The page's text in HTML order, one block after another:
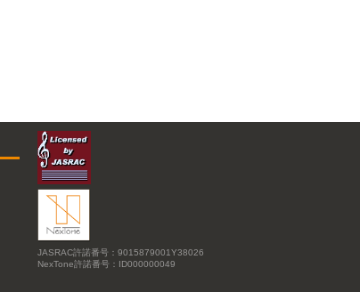
JASRAC許諾番号：9015879001Y38026
NexTone許諾番号：ID000000049